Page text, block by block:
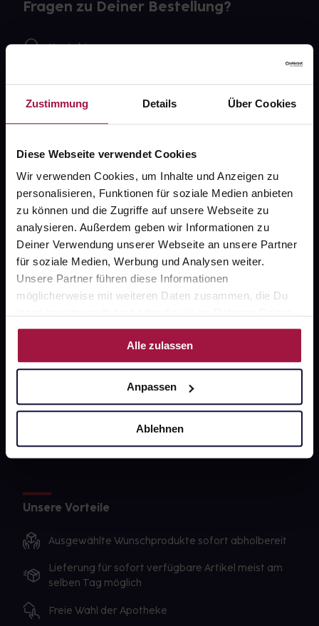
Zustimmung Details Über Cookies
Diese Webseite verwendet Cookies
Wir verwenden Cookies, um Inhalte und Anzeigen zu
personalisieren, Funktionen für soziale Medien anbieten
zu können und die Zugriffe auf unsere Webseite zu
analysieren. Außerdem geben wir Informationen zu
Deiner Verwendung unserer Webseite an unsere Partner
für soziale Medien, Werbung und Analysen weiter.
Unsere Partner führen diese Informationen
möglicherweise mit weiteren Daten zusammen, die Du
Nutzung der Dienste gesammelt haben.
Alle zulassen
Anpassen
Ablehnen
Fragen zu Deiner Bestellung?
Kontakt
gesund.de
Über uns
Karriere
Newsletter
Barrierefreiheitserklärung
PAYBACK
Sanitätshäuser
Impressum
Unsere Vorteile
Ausgewählte Wunschprodukte sofort abholbereit
Lieferung für sofort verfügbare Artikel meist am
selben Tag möglich
Freie Wahl der Apotheke